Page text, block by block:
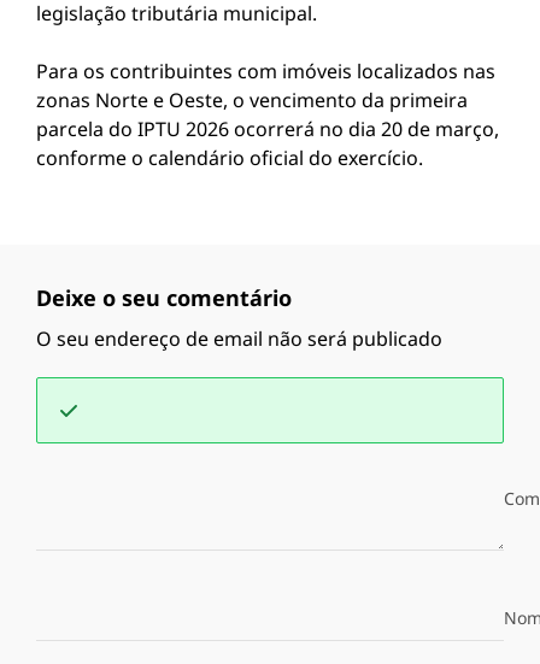
legislação tributária municipal.
Para os contribuintes com imóveis localizados nas
zonas Norte e Oeste, o vencimento da primeira
parcela do IPTU 2026 ocorrerá no dia 20 de março,
conforme o calendário oficial do exercício.
Deixe o seu comentário
O seu endereço de email não será publicado